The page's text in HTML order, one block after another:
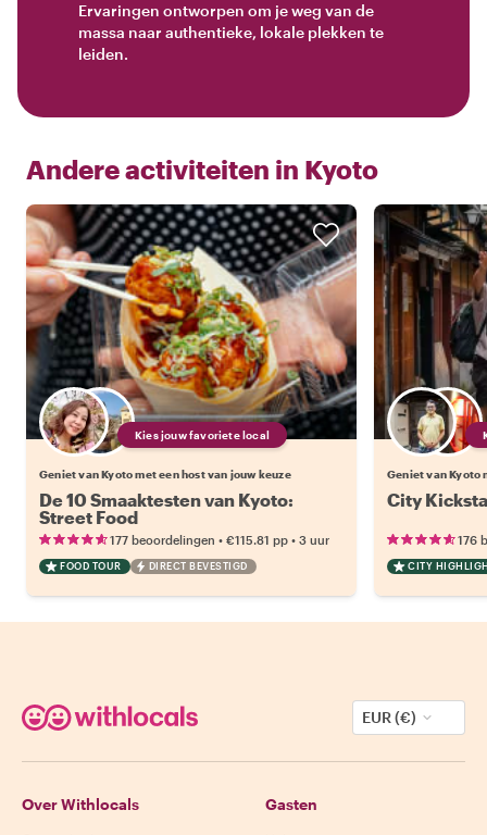
Ervaringen ontworpen om je weg van de
massa naar authentieke, lokale plekken te
leiden.
Andere activiteiten in Kyoto
Kies jouw favoriete local
Geniet van Kyoto met een host van jouw keuze
De 10 Smaaktesten van Kyoto:
Street Food
177 beoordelingen • €115.81 pp • 3 uur
FOOD TOUR DIRECT BEVESTIGD
Geniet van Kyoto
City
176
CITY
EUR (€)
Over Withlocals Gasten